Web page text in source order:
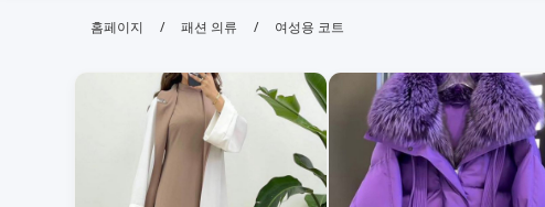
여성용 코트 | XOOBAY B2B/B2C
여성코트핫딜
홈페이지 / 패션 의류 / 여성용 코트